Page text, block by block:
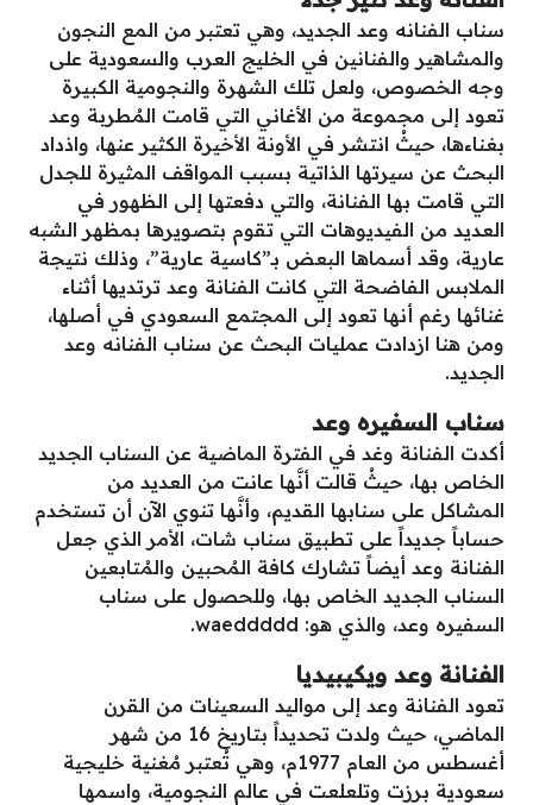
سناب الفنانه وعد الجديد، وهي تعتبر من المع النجون
والمشاهير والفنانين في الخليج العرب والسعودية على
وجه الخصوص، ولعل تلك الشهرة والنجومية الكبيرة
تعود إلى مجموعة من الأغاني التي قامت المُطربة وعد
بغناءها، حيثُ انتشر في الأونة الأخيرة الكثير عنها، واذداد
البحث عن سيرتها الذاتية بسبب المواقف المثيرة للجدل
التي قامت بها الفنانة، والتي دفعتها إلى الظهور في
العديد من الفيديوهات التي تقوم بتصويرها بمظهر الشبه
عارية، وقد أسماها البعض بـ”كاسية عارية”، وذلك نتيجة
الملابس الفاضحة التي كانت الفنانة وعد ترتديها أثناء
غنائها رغم أنها تعود إلى المجتمع السعودي في أصلها،
ومن هنا ازدادت عمليات البحث عن سناب الفنانه وعد
الجديد.
سناب السفيره وعد
أكدت الفنانة وغد في الفترة الماضية عن السناب الجديد
الخاص بها، حيثُ قالت أنَّها عانت من العديد من
المشاكل على سنابها القديم، وأنَّها تنوي الآن أن تستخدم
حساباً جديداً على تطبيق سناب شات، الأمر الذي جعل
الفنانة وعد أيضاً تشارك كافة المُحبين والمُتابعين
السناب الجديد الخاص بها، وللحصول على سناب
السفيره وعد، والذي هو: waeddddd.
الفنانة وعد ويكيبيديا
تعود الفنانة وعد إلى مواليد السعينات من القرن
الماضي، حيث ولدت تحديداً بتاريخ 16 من شهر
أغسطس من العام 1977م، وهي تُعتبر مُغنية خليجية
سعودية برزت وتلعلعت في عالم النجومية، واسمها